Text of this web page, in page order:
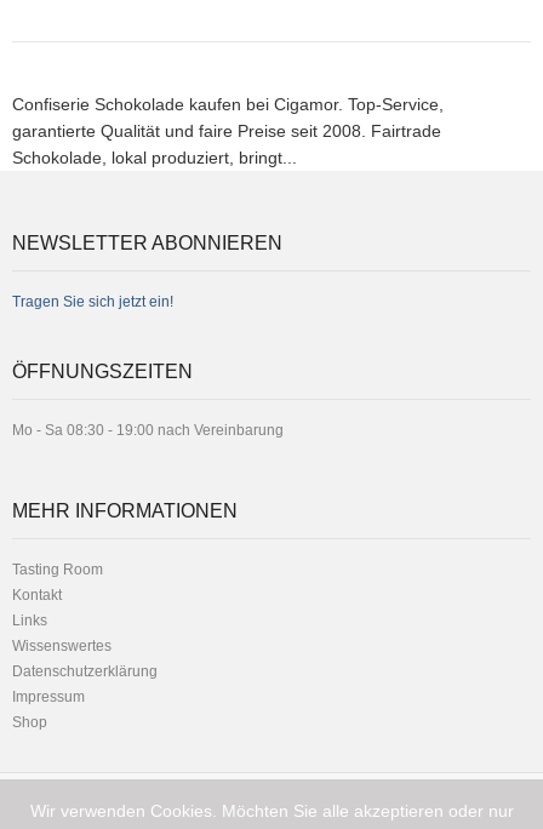
Confiserie Schokolade kaufen bei Cigamor. Top-Service,
garantierte Qualität und faire Preise seit 2008. Fairtrade
Schokolade, lokal produziert, bringt...
NEWSLETTER ABONNIEREN
Tragen Sie sich jetzt ein!
ÖFFNUNGSZEITEN
Mo - Sa 08:30 - 19:00 nach Vereinbarung
MEHR INFORMATIONEN
Tasting Room
Kontakt
Links
Wissenswertes
Datenschutzerklärung
Impressum
Shop
Telefon:
Hauptstrasse 1 - 8716 Schmerikon
Wir verwenden Cookies. Möchten Sie alle akzeptieren oder nur